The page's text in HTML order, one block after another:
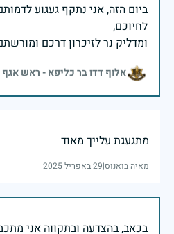
ביום הזה, אני נתקף געגוע
ומדליק נר לזיכרון דרכם
אלוף דדו בר כליפא - ראש
מתגעגת עלייך מאוד
מאיה בואנוס|29 באפריל 2025
בכאב, בהצדעה ובתקווה אני